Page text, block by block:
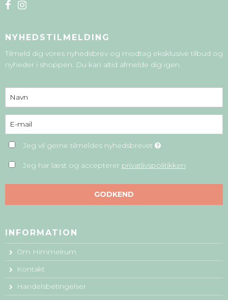
NYHEDSTILMELDING
Tilmeld dig vores nyhedsbrev og modtag eksklusive tilbud og
nyheder i shoppen. Du kan altid afmelde dig igen.
Jeg vil gerne tilmeldes nyhedsbrevet
Jeg har læst og accepterer privatlivspolitikken
GODKEND
INFORMATION
Om Himmelrum
Kontakt
Handelsbetingelser